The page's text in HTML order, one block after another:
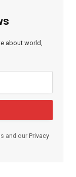
about world,
and our Privacy